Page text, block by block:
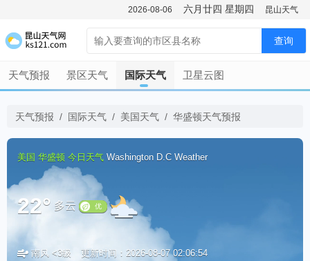
2026-08-06 六月廿四 星期四 昆山天气
查询
天气预报 景区天气 国际天气 卫星云图
天气预报 / 国际天气 / 美国天气 / 华盛顿天气预报
美国 华盛顿 今日天气 Washington D.C Weather
22° 多云
南风 <3级 更新时间：2026-08-07 02:06:54